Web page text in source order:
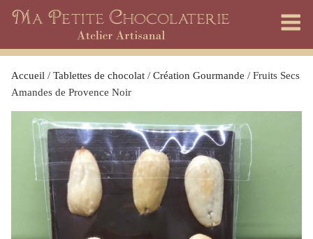
Skip
Accueil / Tablettes de chocolat / Création Gourmande / Fruits Secs
Amandes de Provence Noir